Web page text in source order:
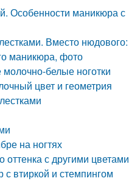
Особенности маникюра с
Вместо нюдового:
маникюра, фото
белые ноготки
цвет и геометрия
на ногтях
оттенка с другими цветами
втиркой и стемпингом